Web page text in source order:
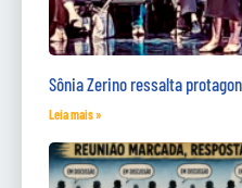
Sônia Zerino ressalta
Leia mais »